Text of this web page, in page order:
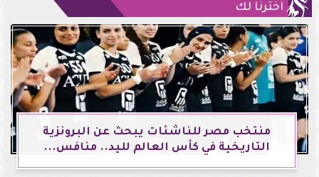
اخترنا لك
منتخب مصر للناشئات يبحث عن البرونزية
التاريخية في كأس العالم لليد.. منافس...